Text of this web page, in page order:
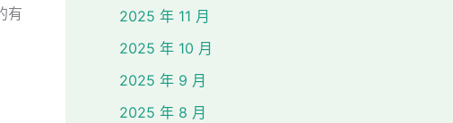
有
2025 年 11 月
2025 年 10 月
2025 年 9 月
2025 年 8 月